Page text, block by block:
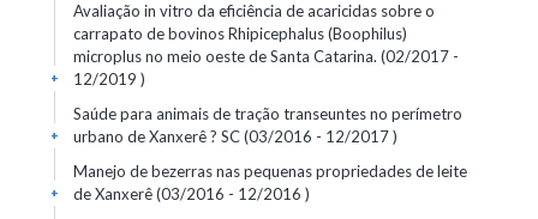
Avaliação in vitro da eficiência de acaricidas sobre o
carrapato de bovinos Rhipicephalus (Boophilus)
microplus no meio oeste de Santa Catarina. (02/2017 -
12/2019 )
+
Saúde para animais de tração transeuntes no perímetro
urbano de Xanxerê ? SC (03/2016 - 12/2017 )
+
Manejo de bezerras nas pequenas propriedades de leite
de Xanxerê (03/2016 - 12/2016 )
+